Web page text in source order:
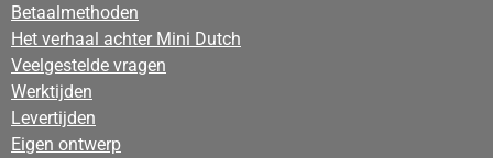
Betaalmethoden
Het verhaal achter Mini Dutch
Veelgestelde vragen
Werktijden
Levertijden
Eigen ontwerp